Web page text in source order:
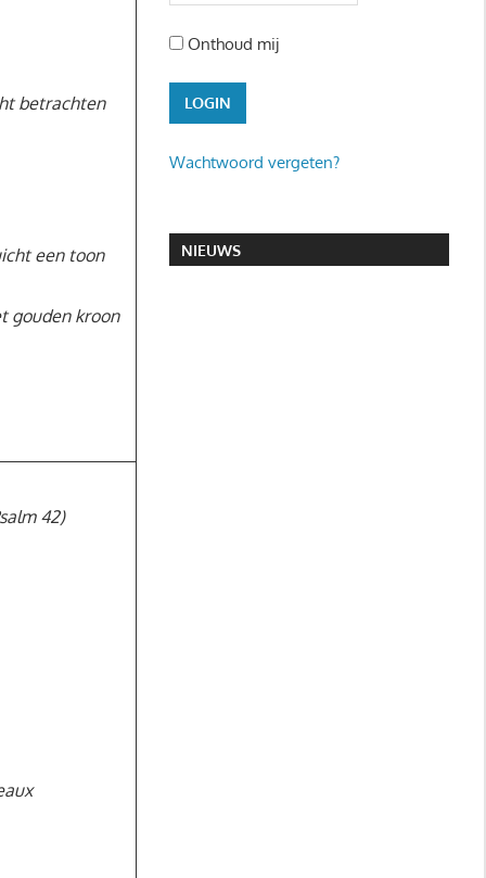
betrachten
een toon
gouden kroon
42)
Onthoud mij
Wachtwoord vergeten?
NIEUWS